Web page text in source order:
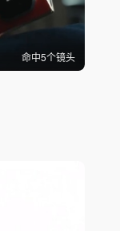
命中5个镜头